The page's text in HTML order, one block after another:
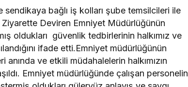
bağlı iş kolları şube temsilcileri ile
Deviren Emniyet Müdürlüğünün
oldukları güvenlik tedbirlerinin halkımız ve
ifade etti.Emniyet müdürlüğünün
ve etkili müdahalelerin halkımızın
Emniyet müdürlüğünde çalışan personelin